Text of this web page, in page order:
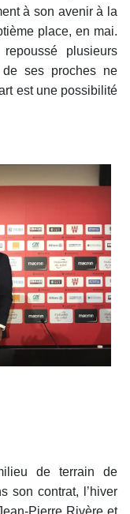
à son avenir à la
place, en mai.
plusieurs
de ses proches ne
est une possibilité
de terrain de
son contrat, l’hiver